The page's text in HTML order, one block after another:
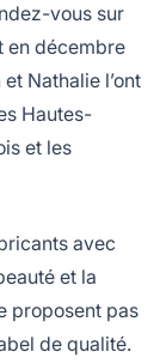
vous sur
en décembre
Nathalie l’ont
Hautes-
et les
avec
et la
proposent pas
de qualité.